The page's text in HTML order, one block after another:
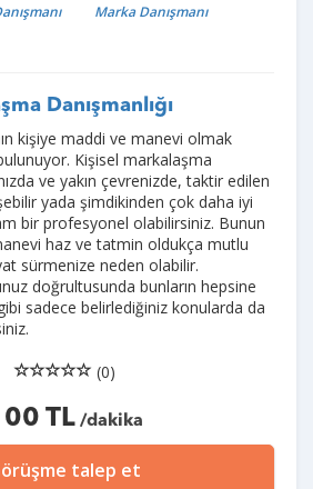
Marka Danışmanı
Danışmanlığı
kişiye maddi ve manevi olmak
Kişisel markalaşma
ve yakın çevrenizde, taktir edilen
yada şimdikinden çok daha iyi
bir profesyonel olabilirsiniz. Bunun
haz ve tatmin oldukça mutlu
sürmenize neden olabilir.
doğrultusunda bunların hepsine
sadece belirlediğiniz konularda da
(0)
TL/dakika
talep et